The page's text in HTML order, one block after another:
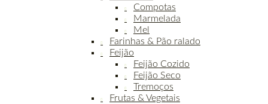
Compotas
Marmelada
Mel
Farinhas & Pão ralado
Feijão
Feijão Cozido
Feijão Seco
Tremoços
Frutas & Vegetais